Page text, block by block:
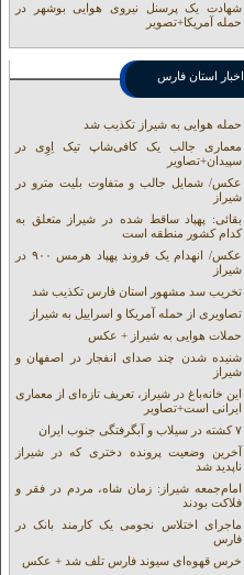
شهادت یک پرسنل نیروی هوایی بوشهر در
حمله آمریکا+تصویر
اخبار استان فارس
حمله هوایی به شیراز تکذیب شد
معماری جالب یک کافی‌شاپ تیک اِوِی در
سپیدان+تصاویر
عکس/ شمایل جالب و متفاوت بلیت مترو در
شیراز
بقائی: پهپاد ساقط شده در شیراز متعلق به
کدام کشور منطقه است
عکس/ انهدام یک فروند پهپاد هرمس ۹۰۰ در
شیراز
تخریب سد مشهور استان فارس تکذیب شد
تصاویری از حمله آمریکا و اسراییل به شیراز
حملات هوایی به شیراز + عکس
شنیده شدن چند صدای انفجار در اصفهان و
شیراز
این خانه‌باغ در شیراز، تعریف تازه‌ای از معماری
ایرانی است+تصاویر
۷ کشته در سیلاب و آبگرفتگی جنوب ایران
آخرین وضعیت پرونده دختری که در شیراز
ناپدید شد
امام‌جمعه شیراز: زمان شاه، مردم در فقر و
فلاکت بودند
ماجرای اختلاس نجومی یک کارمند بانک در
فارس
خرس قهوه‌ای سیوند فارس تلف شد + عکس